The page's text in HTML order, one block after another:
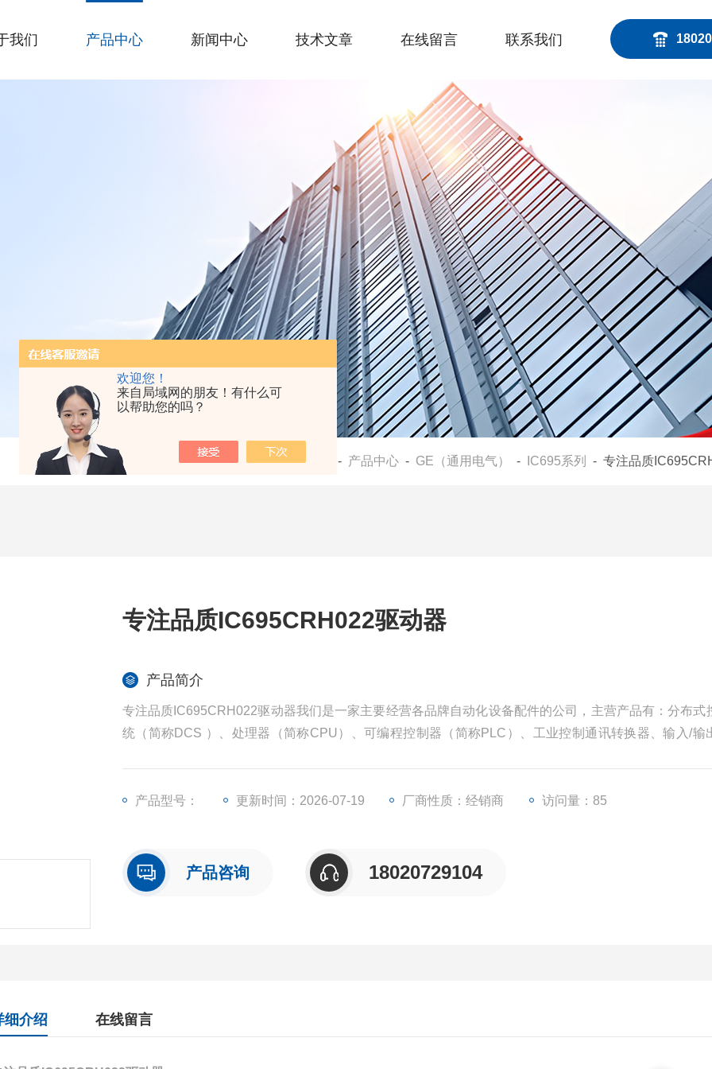
欢迎您！
来自局域网的朋友！有什么可
以帮助您的吗？
我们 产品中心 新闻中心 技术文章 在线留言 联系我们
当前位置： - 产品中心 - GE（通用电气） - IC695系列 - 专注品质
专注品质IC695CRH022驱动器
产品简介
专注品质IC695CRH022驱动器我们是一家主要经营各品牌自动化设备配件的公司，主营产品有：分布式
统（简称DCS ）、处理器（简称CPU）、可编程控制器（简称PLC）、工业控制通讯转换器、输入/输
产品型号： 更新时间：2026-07-19 厂商性质：经销商 访问量：85
产品咨询 18020729104
细介绍 在线留言